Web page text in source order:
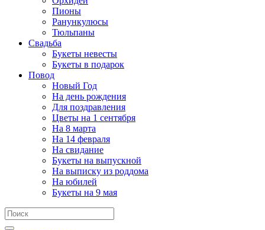
Пионы
Ранункулюсы
Тюльпаны
Свадьба
Букеты невесты
Букеты в подарок
Повод
Новый Год
На день рождения
Для поздравления
Цветы на 1 сентября
На 8 марта
На 14 февраля
На свидание
Букеты на выпускной
На выписку из роддома
На юбилей
Букеты на 9 мая